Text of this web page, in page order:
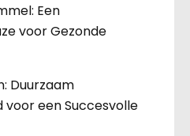
Een
voor Gezonde
Duurzaam
een Succesvolle